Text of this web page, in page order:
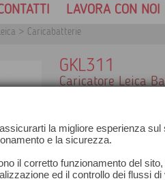
LAVORA CON NOI
> Caricabatterie
GKL311
Caricatore Leica
Per batterie GEB211/
- Alimentatore
- Riconoscimento
la migliore esperienza sul
e la sicurezza.
il corretto funzionamento del
ed il controllo dei flussi